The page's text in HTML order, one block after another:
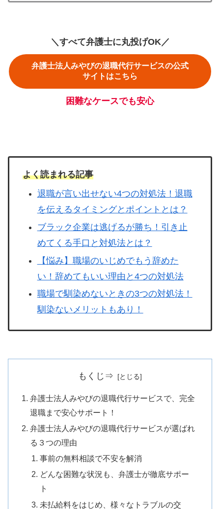
＼すべて弁護士に丸投げOK／
弁護士法人みやびの退職代行サービスの公式
サイトはこちら
困難なケースでも安心
よく読まれる記事
退職が言い出せない4つの対処法！退職
を伝えるタイミングとポイントとは？
ブラック企業は逃げるが勝ち！引き止
めてくる手口と対処法とは？
【悩み】職場のいじめでもう辞めた
い！辞めてもいい理由と4つの対処法
職場で馴染めないときの3つの対処法！
馴染ないメリットもあり！
もくじ⇒
弁護士法人みやびの退職代行サービスで、完全
退職まで安心サポート！
弁護士法人みやびの退職代行サービスが選ばれ
る３つの理由
事前の無料相談で不安を解消
どんな困難な状況も、弁護士が徹底サポー
ト
未払給料をはじめ、様々なトラブルの交